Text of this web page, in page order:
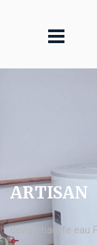
ARTISAN
devis chauffe eau